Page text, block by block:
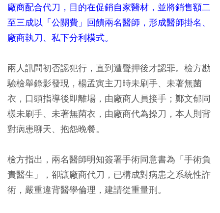
廠商配合代刀，目的在促銷自家醫材，並將銷售額二
至三成以「公關費」回饋兩名醫師，形成醫師掛名、
廠商執刀、私下分利模式。
兩人訊問初否認犯行，直到遭聲押後才認罪。檢方勘
驗檢舉錄影發現，楊孟寅主刀時未刷手、未著無菌
衣，口頭指導後即離場，由廠商人員接手；鄭文郁同
樣未刷手、未著無菌衣，由廠商代為操刀，本人則背
對病患聊天、抱怨晚餐。
檢方指出，兩名醫師明知簽署手術同意書為「手術負
責醫生」，卻讓廠商代刀，已構成對病患之系統性詐
術，嚴重違背醫學倫理，建請從重量刑。